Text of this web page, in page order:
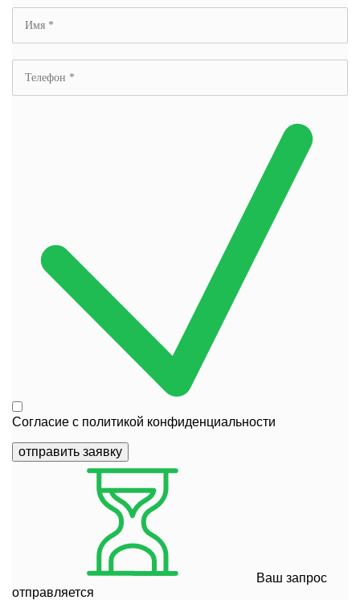
Согласие с политикой конфиденциальности
отправить заявку
Ваш запрос
отправляется